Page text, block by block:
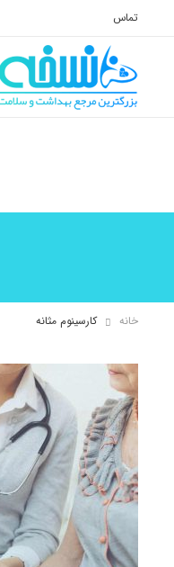
تماس
خانه کارسینوم مثانه